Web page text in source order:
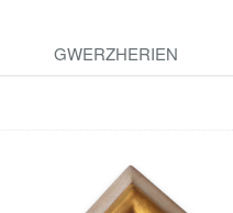
GWERZHERIEN